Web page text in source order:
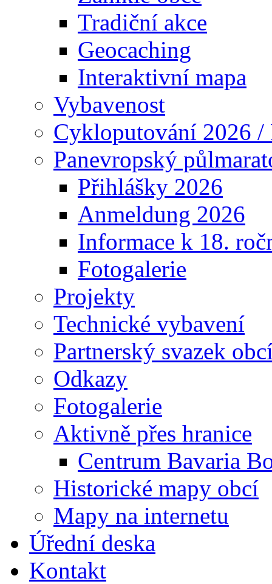
Tradiční akce
Geocaching
Interaktivní mapa
Vybavenost
Cykloputování 2026 /
Panevropský
Přihlášky 2026
Anmeldung 2026
Informace k 18.
Fotogalerie
Projekty
Technické vybavení
Partnerský svazek
Odkazy
Fotogalerie
Aktivně přes hranice
Centrum Bavaria
Historické mapy obcí
Mapy na internetu
Úřední deska
Kontakt